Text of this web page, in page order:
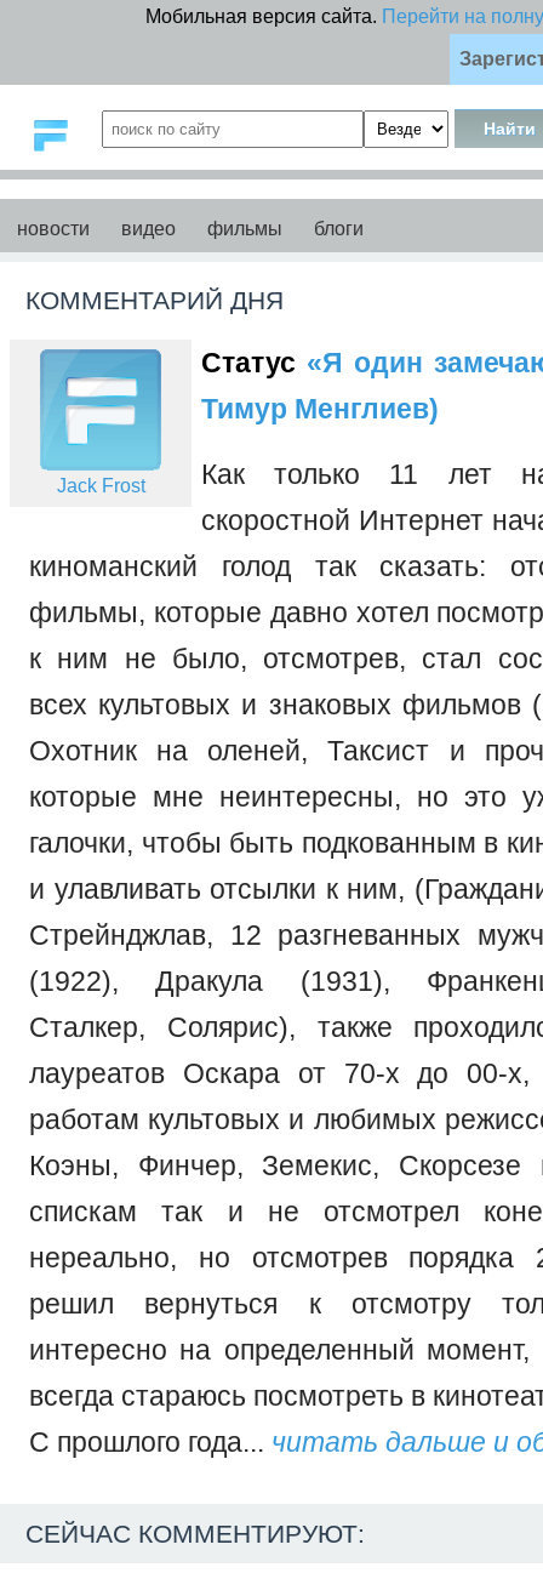
Мобильная версия сайта. Перейти на
новости видео фильмы блоги
КОММЕНТАРИЙ ДНЯ
Jack Frost
Статус «Я один
Тимур Менглиев)
Как только 11 лет
скоростной Интернет
киноманский голод так сказать:
фильмы, которые давно хотел
к ним не было, отсмотрев, стал
всех культовых и знаковых фильмов
Охотник на оленей, Таксист и
которые мне неинтересны, но это
галочки, чтобы быть подкованным в
и улавливать отсылки к ним,
Стрейнджлав, 12 разгневанных
(1922), Дракула (1931),
Сталкер, Солярис), также
лауреатов Оскара от 70-х до 00-
работам культовых и любимых
Коэны, Финчер, Земекис,
спискам так и не отсмотрел
нереально, но отсмотрев порядка
решил вернуться к отсмотру
интересно на определенный
всегда стараюсь посмотреть в
С прошлого года... читать дальше и
СЕЙЧАС КОММЕНТИРУЮТ: